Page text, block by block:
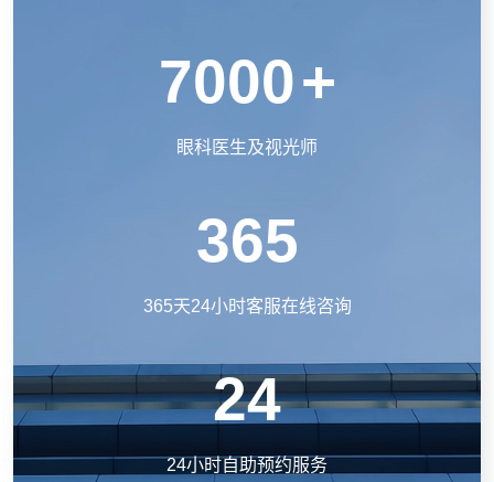
7000+
眼科医生及视光师
365
365天24小时客服在线咨询
24
24小时自助预约服务